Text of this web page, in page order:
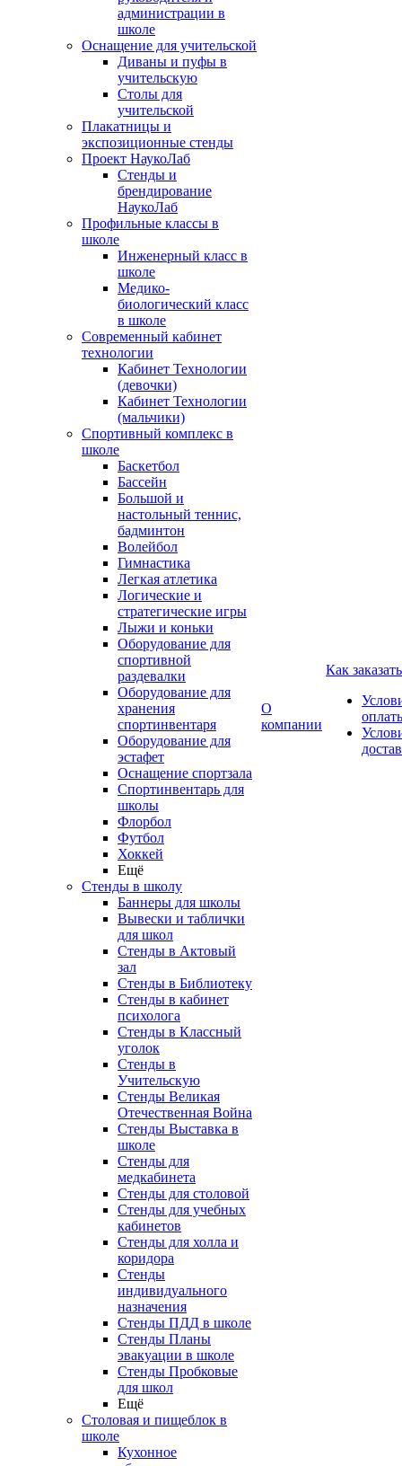
администрации в
школе
Оснащение для учительской
Диваны и пуфы в
учительскую
Столы для
учительской
Плакатницы и
экспозиционные стенды
Проект НаукоЛаб
Стенды и
брендирование
НаукоЛаб
Профильные классы в
школе
Инженерный класс в
школе
Медико-
биологический класс
в школе
Современный кабинет
технологии
Кабинет Технологии
(девочки)
Кабинет Технологии
(мальчики)
Спортивный комплекс в
школе
Баскетбол
Бассейн
Большой и
настольный теннис,
бадминтон
Волейбол
Гимнастика
Легкая атлетика
Логические и
стратегические игры
Лыжи и коньки
Оборудование для
спортивной
раздевалки
Оборудование для
хранения
спортинвентаря
Оборудование для
эстафет
Оснащение спортзала
Спортинвентарь для
школы
Флорбол
Футбол
Хоккей
Ещё
Стенды в школу
Баннеры для школы
Вывески и таблички
для школ
Стенды в Актовый
зал
Стенды в Библиотеку
Стенды в кабинет
психолога
Стенды в Классный
уголок
Стенды в
Учительскую
Стенды Великая
Отечественная Война
Стенды Выставка в
школе
Стенды для
медкабинета
Стенды для столовой
Стенды для учебных
кабинетов
Стенды для холла и
коридора
Стенды
индивидуального
назначения
Стенды ПДД в школе
Стенды Планы
эвакуации в школе
Стенды Пробковые
для школ
Ещё
Столовая и пищеблок в
школе
Кухонное
О
компании
Как